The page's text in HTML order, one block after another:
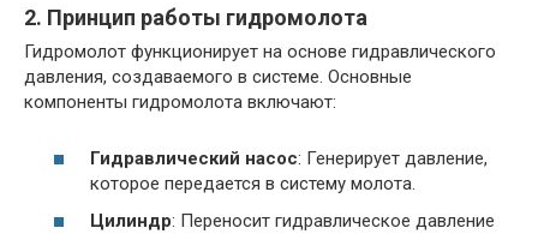
2. Принцип работы гидромолота
Гидромолот функционирует на основе гидравлического
давления, создаваемого в системе. Основные
компоненты гидромолота включают:
Гидравлический насос: Генерирует давление,
которое передается в систему молота.
Цилиндр: Переносит гидравлическое давление